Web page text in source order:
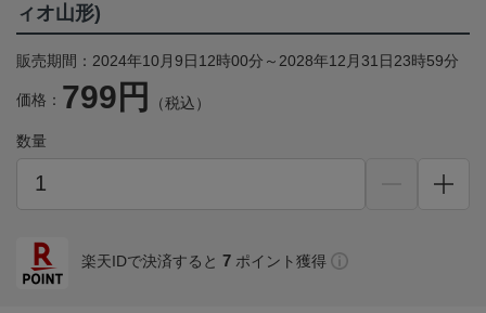
ィオ山形)
販売期間：2024年10月9日12時00分～2028年12月31日23時59分
価格： 799円 （税込）
数量
楽天IDで決済すると 7 ポイント獲得